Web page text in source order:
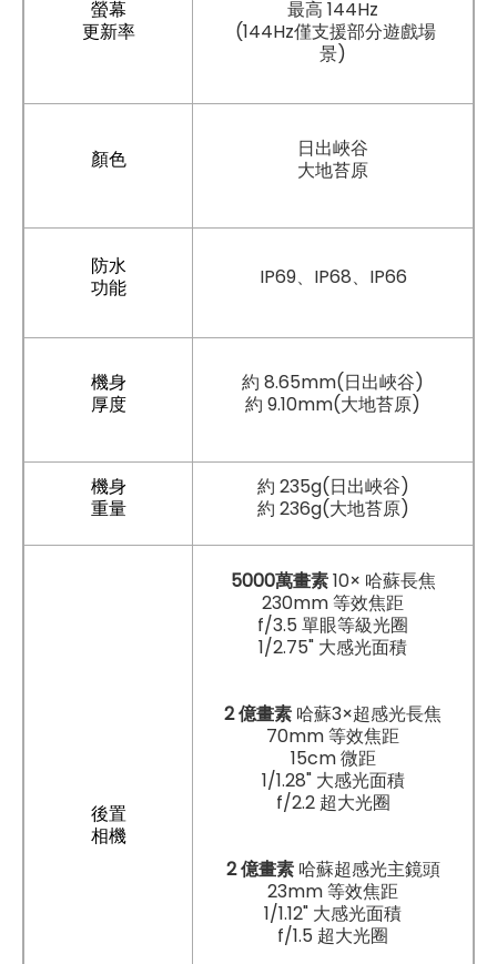
螢幕
更新率
最高 144Hz
(144Hz僅支援部分遊戲場
景)
顏色
日出峽谷
大地苔原
防水
功能
IP69、IP68、IP66
機身
厚度
約 8.65mm(日出峽谷)
約 9.10mm(大地苔原)
機身
重量
約 235g(日出峽谷)
約 236g(大地苔原)
後置
相機
5000萬畫素10× 哈蘇長焦
230mm 等效焦距
f/3.5 單眼等級​光圈
1/2.75" 大感光面積
2 億畫素 哈蘇3×超感光長焦
70mm 等效焦距
15cm 微距
1/1.28" 大感光面積
f/2.2 超大光圈
2 億畫素哈蘇超感光主鏡頭
23mm 等效焦距
1/1.12" 大感光面積
f/1.5 超大光圈